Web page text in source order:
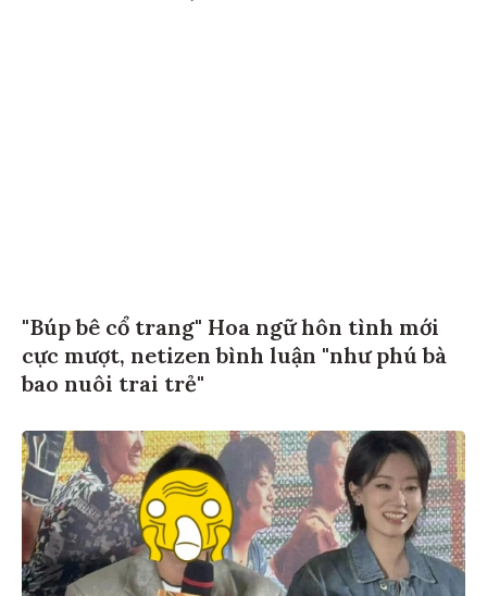
"Búp bê cổ trang" Hoa ngữ hôn tình mới
cực mượt, netizen bình luận "như phú bà
bao nuôi trai trẻ"